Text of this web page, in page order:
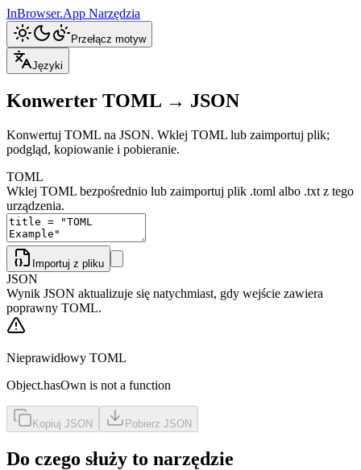
InBrowser.App Narzędzia
Przełącz motyw
Języki
Konwerter TOML → JSON
Konwertuj TOML na JSON. Wklej TOML lub zaimportuj plik;
podgląd, kopiowanie i pobieranie.
TOML
Wklej TOML bezpośrednio lub zaimportuj plik .toml albo .txt z tego
urządzenia.
Importuj z pliku
JSON
Wynik JSON aktualizuje się natychmiast, gdy wejście zawiera
poprawny TOML.
Nieprawidłowy TOML
Object.hasOwn is not a function
Kopiuj JSON Pobierz JSON
Do czego służy to narzędzie